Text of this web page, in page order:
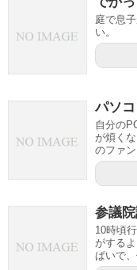
庭で息
い。
パソ
自分の
が煩く
のファ
参議
10時頃
がする
ぱいで